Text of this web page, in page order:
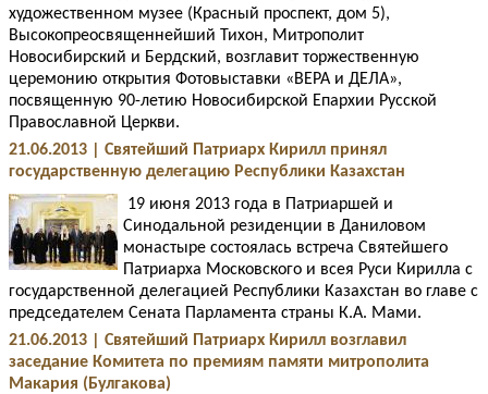
художественном музее (Красный проспект, дом 5),
Высокопреосвященнейший Тихон, Митрополит
Новосибирский и Бердский, возглавит торжественную
церемонию открытия Фотовыставки «ВЕРА и ДЕЛА»,
посвященную 90-летию Новосибирской Епархии Русской
Православной Церкви.
21.06.2013 | Святейший Патриарх Кирилл принял
государственную делегацию Республики Казахстан
19 июня 2013 года в Патриаршей и
Синодальной резиденции в Даниловом
монастыре состоялась встреча Святейшего
Патриарха Московского и всея Руси Кирилла с
государственной делегацией Республики Казахстан во главе с
председателем Сената Парламента страны К.А. Мами.
21.06.2013 | Святейший Патриарх Кирилл возглавил
заседание Комитета по премиям памяти митрополита
Макария (Булгакова)